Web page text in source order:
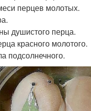
перцев молотых.
душистого перца.
красного молотого.
подсолнечного.